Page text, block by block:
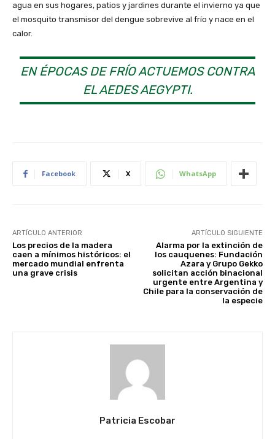
agua en sus hogares, patios y jardines durante el invierno ya que
el mosquito transmisor del dengue sobrevive al frío y nace en el
calor.
EN ÉPOCAS DE FRÍO ACTUEMOS CONTRA
EL AEDES AEGYPTI.
Facebook X WhatsApp
ARTÍCULO ANTERIOR
Los precios de la madera
caen a mínimos históricos: el
mercado mundial enfrenta
una grave crisis
ARTÍCULO SIGUIENTE
Alarma por la extinción de
los cauquenes: Fundación
Azara y Grupo Gekko
solicitan acción binacional
urgente entre Argentina y
Chile para la conservación de
la especie
Patricia Escobar